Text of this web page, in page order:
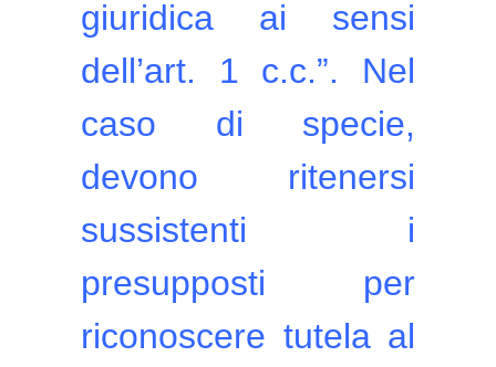
giuridica ai sensi
dell’art. 1 c.c.”. Nel
caso di specie,
devono ritenersi
sussistenti i
presupposti per
riconoscere tutela al